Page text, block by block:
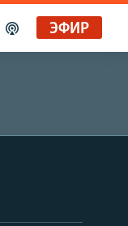
ЭФИР